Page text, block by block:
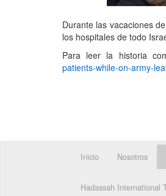
Durante las vacaciones
los hospitales de todo
Para leer la historia
patients-while-on-army-
Inicio Nosotros
Hadassah International